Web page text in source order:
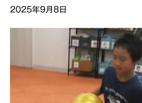
2025年9月8日